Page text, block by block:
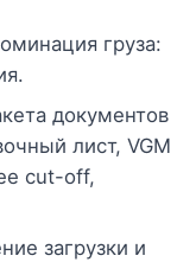
груза:
документов
лист, VGM
cut-off,
загрузки и